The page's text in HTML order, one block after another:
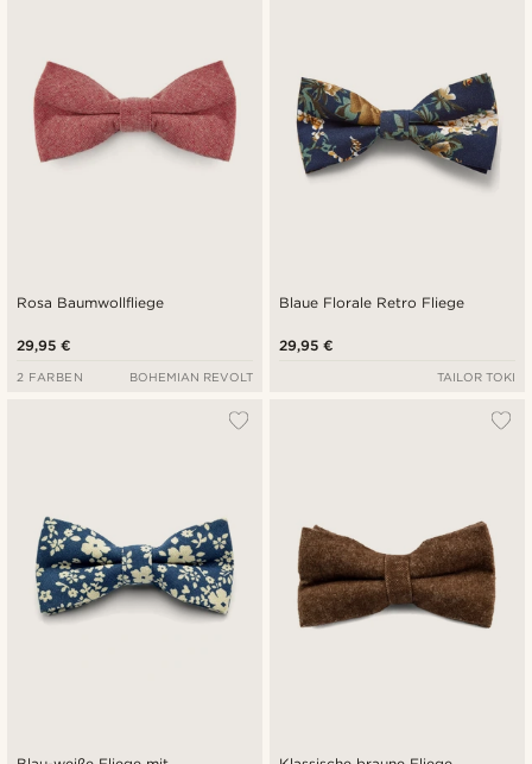
Rosa Baumwollfliege
29,95 €
2 FARBEN BOHEMIAN REVOLT
Blaue Florale Retro Fliege
29,95 €
TAILOR TOKI